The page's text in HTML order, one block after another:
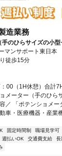
造業務
のひらサイズの小
マンサポート東日本
徒歩15分
00（1H休憩）合計
メーター（手のひら
／ 「ポテンショメ
車・医療機器・産業
固定時間制 職場見学可
週払いOK 交通費支給 長